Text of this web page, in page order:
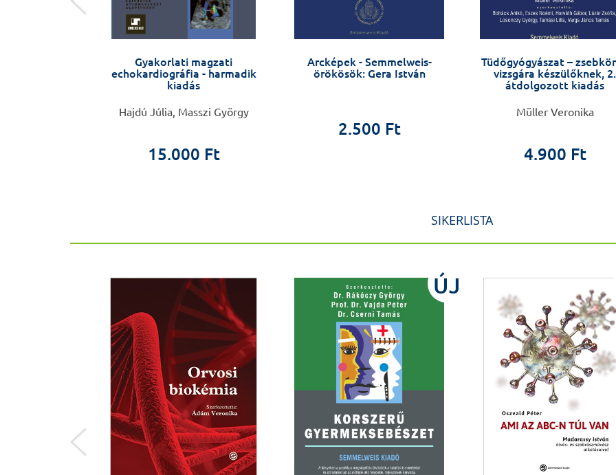
Gyakorlati magzati
echokardiográfia - harmadik
kiadás
Hajdú Júlia, Masszi György
15.000 Ft
Arcképek - Semmelweis-
örökösök: Gera István
2.500 Ft
Tüdőgyógyászat –
vizsgára készülőknek, 2.
átdolgozott kiadás
Müller Veronika
4.900 Ft
SIKERLISTA
ÚJ